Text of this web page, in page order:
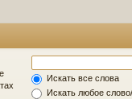
Искать все слова
Искать любое